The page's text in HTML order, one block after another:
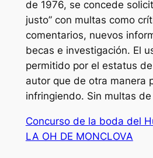
de 1976, se concede
justo” con multas como
comentarios, nuevos
becas e investigación. El
permitido por el estatus
autor que de otra manera
infringiendo. Sin multas
Concurso de la boda del
LA OH DE MONCLOVA